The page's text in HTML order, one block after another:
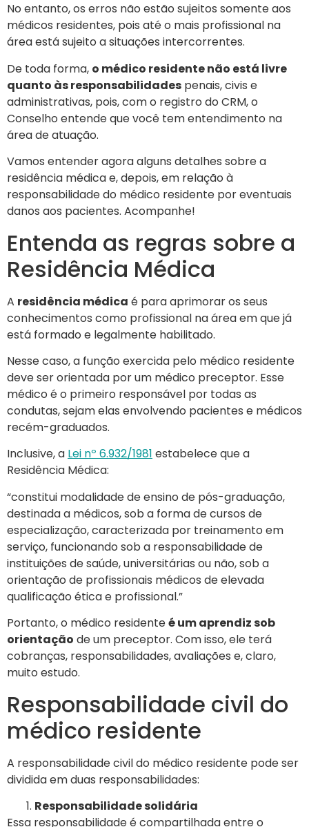
No entanto, os erros não estão sujeitos somente aos
médicos residentes, pois até o mais profissional na
área está sujeito a situações intercorrentes.
De toda forma, o médico residente não está livre
quanto às responsabilidades penais, civis e
administrativas, pois, com o registro do CRM, o
Conselho entende que você tem entendimento na
área de atuação.
Vamos entender agora alguns detalhes sobre a
residência médica e, depois, em relação à
responsabilidade do médico residente por eventuais
danos aos pacientes. Acompanhe!
Entenda as regras sobre a
Residência Médica
A residência médica é para aprimorar os seus
conhecimentos como profissional na área em que já
está formado e legalmente habilitado.
Nesse caso, a função exercida pelo médico residente
deve ser orientada por um médico preceptor. Esse
médico é o primeiro responsável por todas as
condutas, sejam elas envolvendo pacientes e médicos
recém-graduados.
Inclusive, a Lei nº 6.932/1981 estabelece que a
Residência Médica:
“constitui modalidade de ensino de pós-graduação,
destinada a médicos, sob a forma de cursos de
especialização, caracterizada por treinamento em
serviço, funcionando sob a responsabilidade de
instituições de saúde, universitárias ou não, sob a
orientação de profissionais médicos de elevada
qualificação ética e profissional.”
Portanto, o médico residenteé um aprendiz sob
orientação de um preceptor. Com isso, ele terá
cobranças, responsabilidades, avaliações e, claro,
muito estudo.
Responsabilidade civil do
médico residente
A responsabilidade civil do médico residente pode ser
dividida em duas responsabilidades:
Responsabilidade solidária
Essa responsabilidade é compartilhada entre o